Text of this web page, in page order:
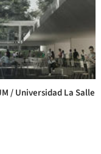
/ Universidad La Salle